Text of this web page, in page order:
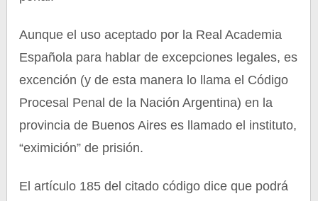
Aunque el uso aceptado por la Real Academia
Española para hablar de excepciones legales, es
excención (y de esta manera lo llama el Código
Procesal Penal de la Nación Argentina) en la
provincia de Buenos Aires es llamado el instituto,
“eximición” de prisión.
El artículo 185 del citado código dice que podrá